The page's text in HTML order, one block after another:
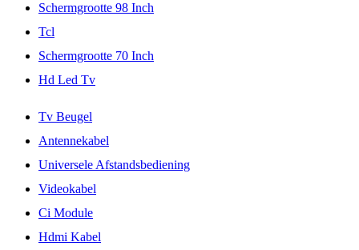
Schermgrootte 98 Inch
Tcl
Schermgrootte 70 Inch
Hd Led Tv
Tv Beugel
Antennekabel
Universele Afstandsbediening
Videokabel
Ci Module
Hdmi Kabel